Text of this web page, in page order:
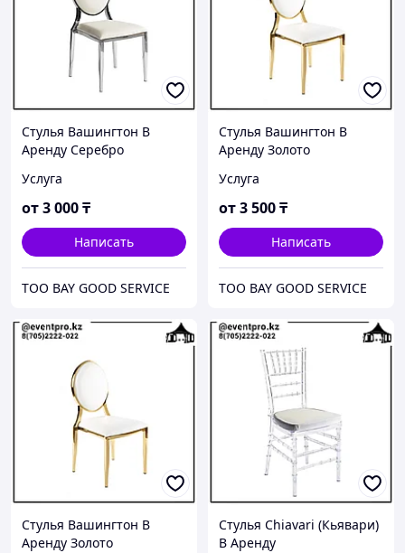
Стулья Вашингтон В
Аренду Серебро
Услуга
от3 000₸
Написать
ТОО BAY GOOD SERVICE
Стулья Вашингтон В
Аренду Золото
Услуга
от3 500₸
Написать
ТОО BAY GOOD SERVICE
Стулья Вашингтон В
Аренду Золото
Стулья Chiavari (Кьявари)
В Аренду